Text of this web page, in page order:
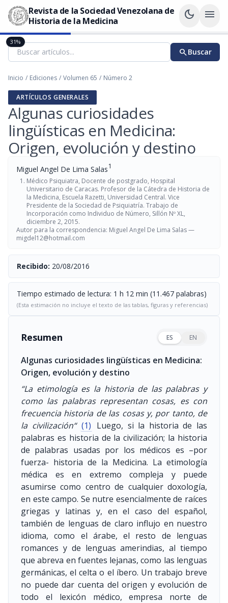
Revista de la Sociedad Venezolana de
Historia de la Medicina
dark_mode menu
searchBuscar
Inicio / Ediciones / Volumen 65 / Número 2
ARTÍCULOS GENERALES
Algunas curiosidades
lingüísticas en Medicina:
Origen, evolución y destino
Miguel Angel De Lima Salas1
Médico Psiquiatra, Docente de postgrado, Hospital
Universitario de Caracas. Profesor de la Cátedra de Historia de
la Medicina, Escuela Razetti, Universidad Central. Vice
Presidente de la Sociedad de Psiquiatría. Trabajo de
Incorporación como Individuo de Número, Sillón Nº XL,
diciembre 2, 2015.
Autor para la correspondencia: Miguel Angel De Lima Salas —
migdel12@hotmail.com
Recibido: 20/08/2016
Tiempo estimado de lectura: 1 h 12 min (11.467 palabras)
(Esta estimación no incluye el texto de las tablas, figuras y referencias)
Resumen ES EN
Algunas curiosidades lingüísticas en Medicina:
Origen, evolución y destino
“La etimología es la historia de las palabras y
como las palabras representan cosas, es con
frecuencia historia de las cosas y, por tanto, de
la civilización“ (1) Luego, si la historia de las
palabras es historia de la civilización; la historia
de palabras usadas por los médicos es –por
fuerza- historia de la Medicina. La etimología
médica es en extremo compleja y puede
asumirse como centro de cualquier doxología,
en este campo. Se nutre esencialmente de raíces
griegas y latinas y, en el caso del español,
también de lenguas de claro influjo en nuestro
idioma, como el árabe, el resto de lenguas
romances y de lenguas amerindias, al tiempo
que abreva en fuentes lejanas, como las lenguas
germánicas, el celta o el íbero. Un trabajo breve
no puede dar cuenta del origen y evolución de
todo el lexicón médico, empresa norte de
31%